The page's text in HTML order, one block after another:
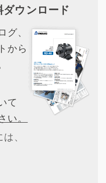
ウンロード
グ、
から
て
い。
、